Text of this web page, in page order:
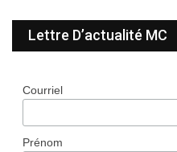
Lettre D’actualité MC
Courriel
Prénom